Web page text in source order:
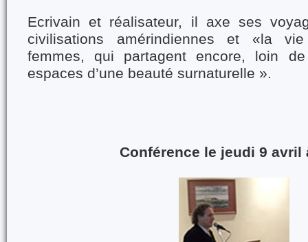
Ecrivain et réalisateur, il axe ses
civilisations amérindiennes et «la
femmes, qui partagent encore, loin
espaces d’une beauté surnaturelle ».
Conférence le jeudi 9 avril